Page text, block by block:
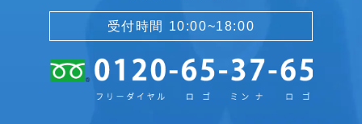
受付時間 10:00~18:00